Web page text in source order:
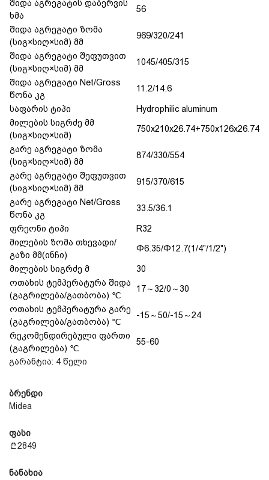
შიდა აგრეგატის დაბერვის
ხმა
56
შიდა აგრეგატი ზომა
(სიგ×სიღ×სიმ) მმ
969/320/241
შიდა აგრეგატი შეფუთვით
(სიგ×სიღ×სიმ) მმ
1045/405/315
შიდა აგრეგატი Net/Gross
წონა კგ
11.2/14.6
საფარის ტიპი
Hydrophilic aluminum
მილების სიგრძე მმ
(სიგ×სიღ×სიმ)
750x210x26.74+750x126x26.74
გარე აგრეგატი ზომა
(სიგ×სიღ×სიმ) მმ
874/330/554
გარე აგრეგატი შეფუთვით
(სიგ×სიღ×სიმ) მმ
915/370/615
გარე აგრეგატი Net/Gross
წონა კგ
33.5/36.1
ფრეონი ტიპი
R32
მილების ზომა თხევადი/
გაზი მმ(ინჩი)
Φ6.35/Φ12.7(1/4"/1/2")
მილების სიგრძე მ
30
ოთახის ტემპერატურა შიდა
(გაგრილება/გათბობა) ℃
17～32/0～30
ოთახის ტემპერატურა გარე
(გაგრილება/გათბობა) ℃
-15～50/-15～24
რეკომენდირებული ფართი
(გაგრილება) ℃
55-60
გარანტია: 4 წელი
ბრენდი
Midea
ფასი
2849
ნანახია